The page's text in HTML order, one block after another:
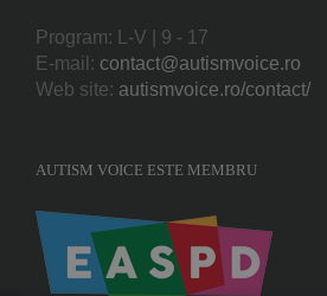
Program: L-V | 9 - 17
E-mail: contact@autismvoice.ro
Web site: autismvoice.ro/contact/
AUTISM VOICE ESTE MEMBRU